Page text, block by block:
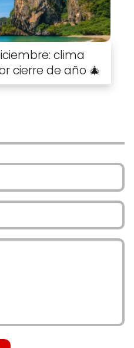
clima
cierre de año 🎄